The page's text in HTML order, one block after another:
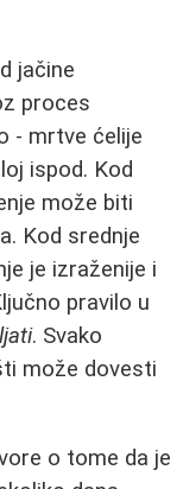
jačine
proces
- mrtve ćelije
ispod. Kod
može biti
Kod srednje
je izraženije i
pravilo u
. Svako
može dovesti
o tome da je